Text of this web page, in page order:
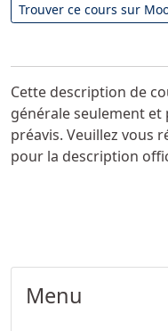
Trouver ce cours sur
Cette description de
générale seulement
préavis. Veuillez vous
pour la description
Menu